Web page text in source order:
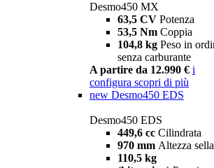
Desmo450 MX
63,5 CV Potenza
53,5 Nm Coppia
104,8 kg Peso in
senza carburante
A partire da 12.990 € i
configura scopri di più
new Desmo450 EDS
Desmo450 EDS
449,6 cc Cilindrata
970 mm Altezza sella
110,5 kg